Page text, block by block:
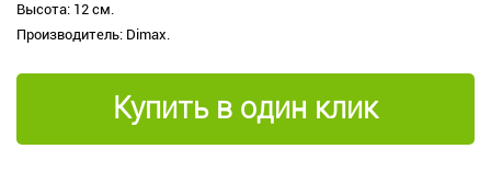
Высота: 12 см.
Производитель: Dimax.
Купить в один клик